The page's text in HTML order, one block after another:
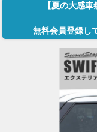
【夏の大感
無料会員登録し